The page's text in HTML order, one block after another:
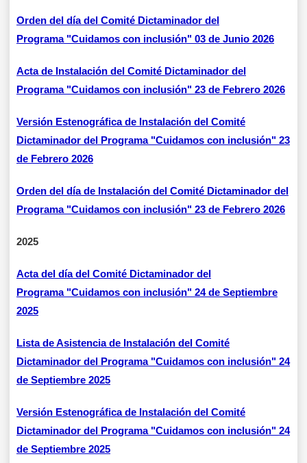
Orden del día del Comité Dictaminador del
Programa "Cuidamos con inclusión" 03 de Junio 2026
Acta de Instalación del Comité Dictaminador del
Programa "Cuidamos con inclusión" 23 de Febrero 2026
Versión Estenográfica de Instalación del Comité
Dictaminador del Programa "Cuidamos con inclusión" 23
de Febrero 2026
Orden del día de Instalación del Comité Dictaminador del
Programa "Cuidamos con inclusión" 23 de Febrero 2026
2025
Acta del día del Comité Dictaminador del
Programa "Cuidamos con inclusión" 24 de Septiembre
2025
Lista de Asistencia de Instalación del Comité
Dictaminador del Programa "Cuidamos con inclusión" 24
de Septiembre 2025
Versión Estenográfica de Instalación del Comité
Dictaminador del Programa "Cuidamos con inclusión" 24
de Septiembre 2025